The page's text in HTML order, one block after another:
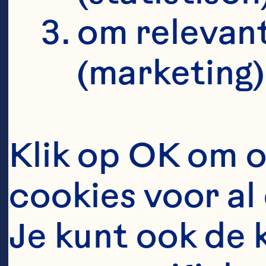
om
(marketing)
Klik op OK om
cookies voor al
Je kunt ook de